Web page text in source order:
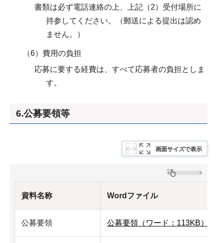
書類は必ず電話連絡の上、上記（2）受付場所に
持参してください。（郵送による提出は認め
ません。）
（6）費用の負担
応募に要する経費は、すべて応募者の負担としま
す。
6.公募要領等
画面サイズで表示
資料名称 Wordファイル
公募要領 公募要領（ワード：113KB）